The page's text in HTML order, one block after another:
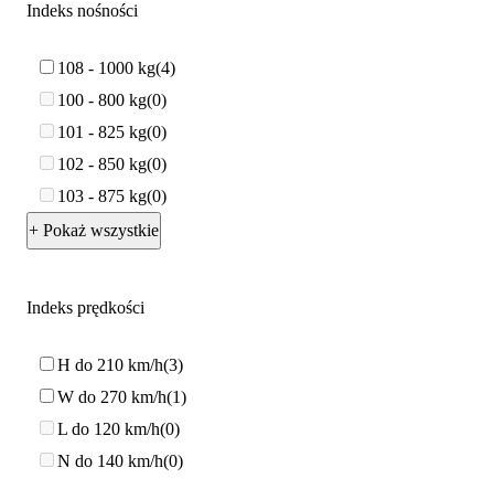
Indeks nośności
108 - 1000 kg 4
100 - 800 kg 0
101 - 825 kg 0
102 - 850 kg 0
103 - 875 kg 0
+ Pokaż wszystkie
Indeks prędkości
H do 210 km/h 3
W do 270 km/h 1
L do 120 km/h 0
N do 140 km/h 0